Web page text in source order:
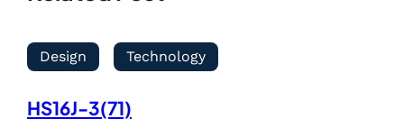
Design Technology
HS16J-3(71)